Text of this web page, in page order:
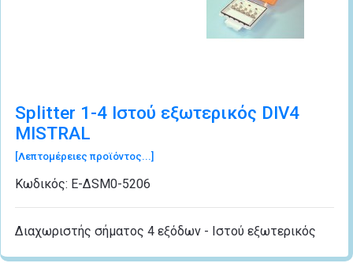
Splitter 1-4 Ιστού εξωτερικός DIV4
MISTRAL
[Λεπτομέρειες προϊόντος...]
Κωδικός: Ε-ΔSΜ0-5206
Διαχωριστής σήματος 4 εξόδων - Ιστού εξωτερικός